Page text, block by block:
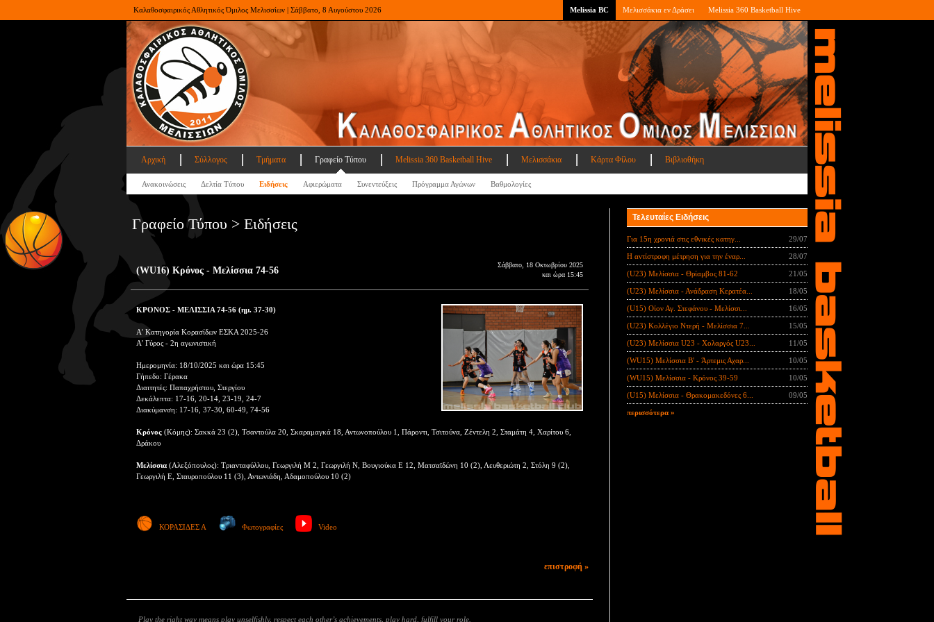
Καλαθοσφαιρικός Αθλητικός Όμιλος Μελισσίων | Σάββατο, 8 Αυγούστου 2026 Melissia BC Μελισσάκια εν Δράσει Melissia 360 Basketball Hive
Αρχική Σύλλογος Τμήματα Γραφείο Τύπου Melissia 360 Basketball Hive Μελισσάκια Κάρτα Φίλου Βιβλιοθήκη
Ανακοινώσεις Δελτία Τύπου Ειδήσεις Αφιερώματα Συνεντεύξεις Πρόγραμμα Αγώνων Βαθμολογίες
Γραφείο Τύπου > Ειδήσεις
(WU16) Κρόνος - Μελίσσια 74-56
Σάββατο, 18 Οκτωβρίου 2025
και ώρα 15:45
ΚΡΟΝΟΣ - ΜΕΛΙΣΣΙΑ 74-56 (ημ. 37-30)
Α' Κατηγορία Κορασίδων ΕΣΚΑ 2025-26
Α' Γύρος - 2η αγωνιστική
Ημερομηνία: 18/10/2025 και ώρα 15:45
Γήπεδο: Γέρακα
Διαιτητές: Παπαχρήστου, Στεργίου
Δεκάλεπτα: 17-16, 20-14, 23-19, 24-7
Διακύμανση: 17-16, 37-30, 60-49, 74-56
Κρόνος (Κόμης): Σακκά 23 (2), Τσαντούλα 20, Σκαραμαγκά 18, Αντωνοπούλου 1, Πάροντι, Τσιτούνα, Ζέντελη 2, Σταμάτη 4, Χαρίτου 6,
Δράκου
Μελίσσια (Αλεξόπουλος): Τριανταφύλλου, Γεωργιλή Μ 2, Γεωργιλή Ν, Βουγιούκα Ε 12, Ματσαϊδώνη 10 (2), Λευθεριώτη 2, Στόλη 9 (2),
Γεωργιλή Ε, Σταυροπούλου 11 (3), Αντωνιάδη, Αδαμοπούλου 10 (2)
ΚΟΡΑΣΙΔΕΣ Α Φωτογραφίες Video
επιστροφή »
Play the right way means play unselfishly, respect each other’s achievements, play hard, fulfill your role.
Τελευταίες Ειδήσεις
Για 15η χρονιά στις εθνικές κατηγ... 29/07
Η αντίστροφη μέτρηση για την έναρ... 28/07
(U23) Μελίσσια - Θρίαμβος 81-62 21/05
(U23) Μελίσσια - Ανάδραση Κερατέα... 18/05
(U15) Οίον Αγ. Στεφάνου - Μελίσσι... 16/05
(U23) Κολλέγιο Ντερή - Μελίσσια 7... 15/05
(U23) Μελίσσια U23 - Χολαργός U23... 11/05
(WU15) Μελίσσια B' - Άρτεμις Αχαρ... 10/05
(WU15) Μελίσσια - Κρόνος 39-59 10/05
(U15) Μελίσσια - Θρακομακεδόνες 6... 09/05
περισσότερα »